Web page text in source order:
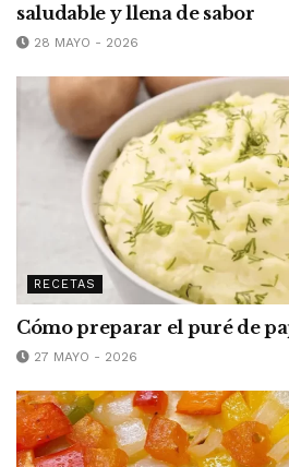
saludable y llena de sabor
28 MAYO - 2026
RECETAS
Cómo preparar el puré de
27 MAYO - 2026